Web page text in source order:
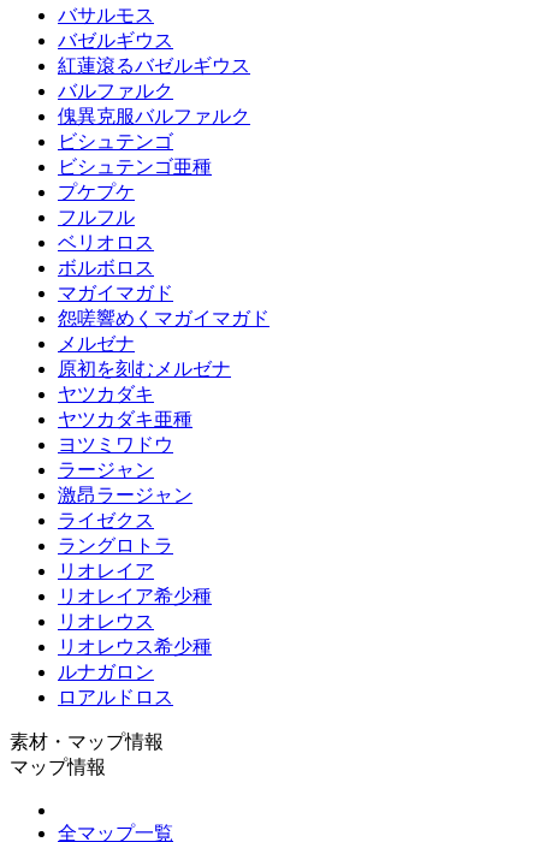
バサルモス
バゼルギウス
紅蓮滾るバゼルギウス
バルファルク
傀異克服バルファルク
ビシュテンゴ
ビシュテンゴ亜種
プケプケ
フルフル
ベリオロス
ボルボロス
マガイマガド
怨嗟響めくマガイマガド
メルゼナ
原初を刻むメルゼナ
ヤツカダキ
ヤツカダキ亜種
ヨツミワドウ
ラージャン
激昂ラージャン
ライゼクス
ラングロトラ
リオレイア
リオレイア希少種
リオレウス
リオレウス希少種
ルナガロン
ロアルドロス
素材・マップ情報
マップ情報
全マップ一覧